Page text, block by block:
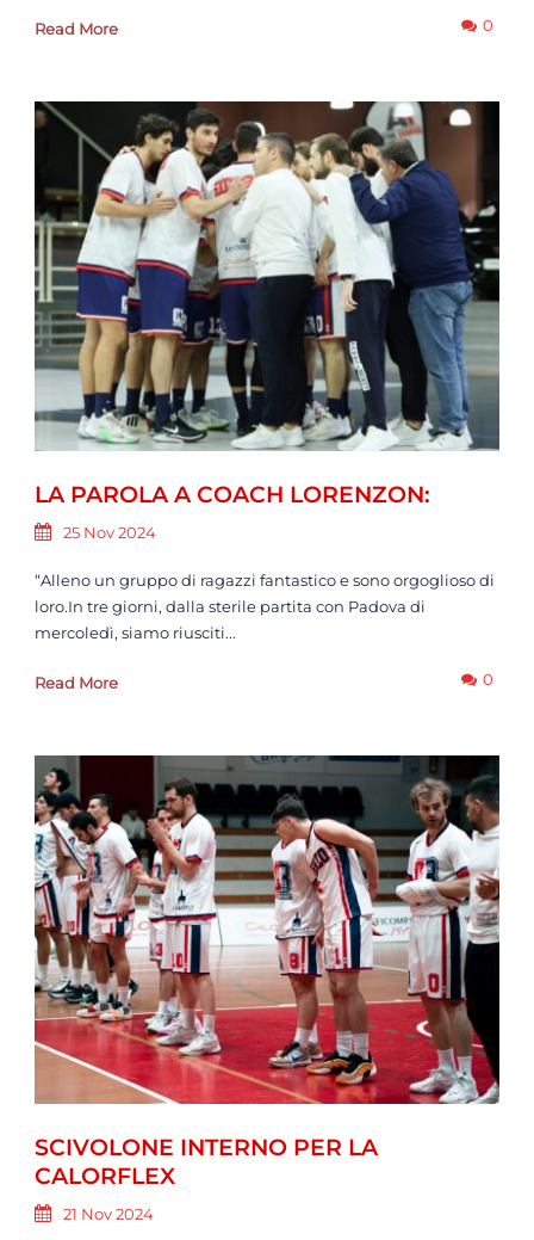
Read More 0
LA PAROLA A COACH LORENZON:
25 Nov 2024
“Alleno un gruppo di ragazzi fantastico e sono orgoglioso di
loro.In tre giorni, dalla sterile partita con Padova di
mercoledì, siamo riusciti...
Read More 0
SCIVOLONE INTERNO PER LA
CALORFLEX
21 Nov 2024